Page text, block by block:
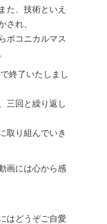
た、技術といえ
され、
ポコニカルマス
終了いたしまし
三回と繰り返し
取り組んでいき
画には心から感
はどうぞご自愛